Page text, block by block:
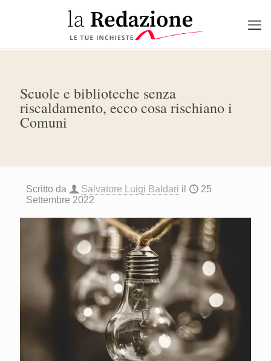
Scuole e biblioteche senza
riscaldamento, ecco cosa rischiano i
Comuni
Scritto da Salvatore Luigi Baldari il
25
Settembre 2022